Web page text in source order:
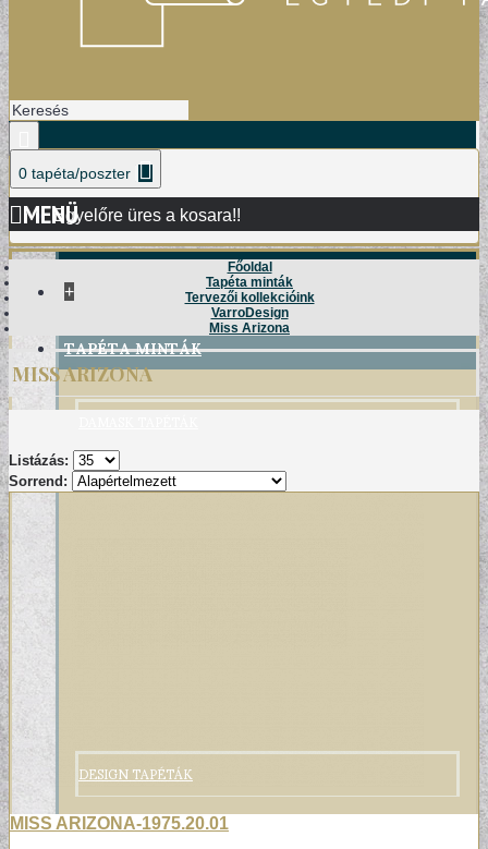
0 tapéta/poszter
Egyelőre üres a kosara!!
MENÜ
+
TAPÉTA MINTÁK
DAMASK TAPÉTÁK
DESIGN TAPÉTÁK
Főoldal
Tapéta minták
Tervezői kollekcióink
VarroDesign
Miss Arizona
MISS ARIZONA
Listázás:
Sorrend:
MISS ARIZONA-1975.20.01